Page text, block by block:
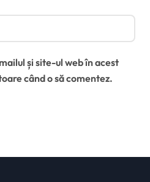
și site-ul web în acest
când o să comentez.